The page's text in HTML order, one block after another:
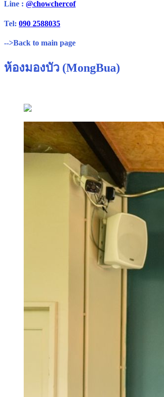
Line : @chowchercof
Tel: 090 2588035
-->Back to main page
ห้องมองบัว (MongBua)